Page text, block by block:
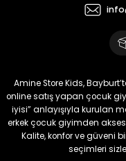
Koren Kız Çocuk ve Bebek
₺ 320
₺ 250
%22
Koren Kız Çocuk ve Bebek
Amine Store Kids,
online satış yapan çocuk
iyisi” anlayışıyla kurulan
erkek çocuk giyimden
Kalite, konfor ve güveni
seçimleri